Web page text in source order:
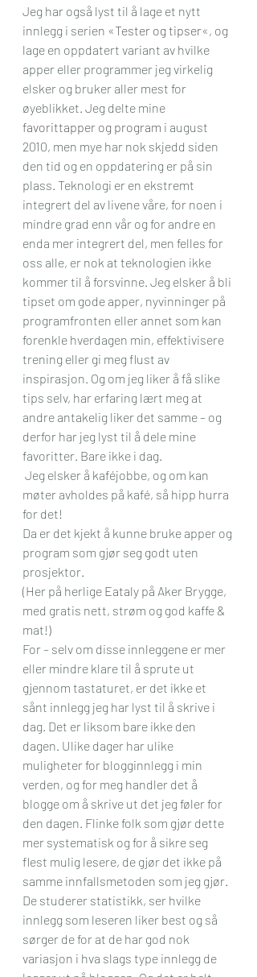
Jeg har også lyst til å lage et nytt
innlegg i serien «Tester og tipser«, og
lage en oppdatert variant av hvilke
apper eller programmer jeg virkelig
elsker og bruker aller mest for
øyeblikket. Jeg delte mine
favorittapper og program i august
2010, men mye har nok skjedd siden
den tid og en oppdatering er på sin
plass. Teknologi er en ekstremt
integrert del av livene våre, for noen i
mindre grad enn vår og for andre en
enda mer integrert del, men felles for
oss alle, er nok at teknologien ikke
kommer til å forsvinne. Jeg elsker å bli
tipset om gode apper, nyvinninger på
programfronten eller annet som kan
forenkle hverdagen min, effektivisere
trening eller gi meg flust av
inspirasjon. Og om jeg liker å få slike
tips selv, har erfaring lært meg at
andre antakelig liker det samme – og
derfor har jeg lyst til å dele mine
favoritter. Bare ikke i dag.
møter avholdes på kafé, så hipp hurra
for det!
Da er det kjekt å kunne bruke apper og
program som gjør seg godt uten
prosjektor.
(Her på herlige Eataly på Aker Brygge,
med gratis nett, strøm og god kaffe &
mat!)
For – selv om disse innleggene er mer
eller mindre klare til å sprute ut
gjennom tastaturet, er det ikke et
sånt innlegg jeg har lyst til å skrive i
dag. Det er liksom bare ikke den
dagen. Ulike dager har ulike
muligheter for blogginnlegg i min
verden, og for meg handler det å
blogge om å skrive ut det jeg føler for
den dagen. Flinke folk som gjør dette
mer systematisk og for å sikre seg
flest mulig lesere, de gjør det ikke på
samme innfallsmetoden som jeg gjør.
De studerer statistikk, ser hvilke
innlegg som leseren liker best og så
sørger de for at de har god nok
variasjon i hva slags type innlegg de